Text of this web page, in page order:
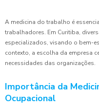
A medicina do trabalho é
trabalhadores. Em Curitiba,
especializados, visando o bem-
contexto, a escolha da empresa
necessidades das organizações.
Importância da
Ocupacional